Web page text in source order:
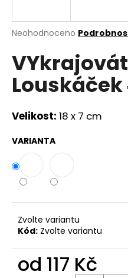
Průměrné
produktu
je
0,0
hvězdiček.
Neohodnoceno
Louskáček
Velikost: 18 x 7 cm
VARIANTA
Zvolte variantu
Kód: Zvolte variantu
od 117 Kč
j
t
?
D
o
p
o
u
č